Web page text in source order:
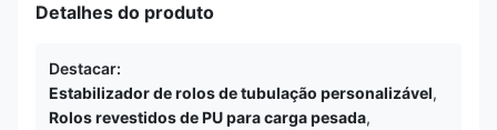
Detalhes do produto
Destacar:
Estabilizador de rolos de tubulação personalizável,
Rolos revestidos de PU para carga pesada,